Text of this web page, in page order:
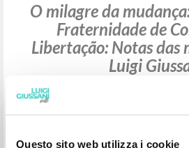
Questo sito web utilizza i cookie
O milagre da
Fraternidade de
Libertação: Notas das
Luigi
1998